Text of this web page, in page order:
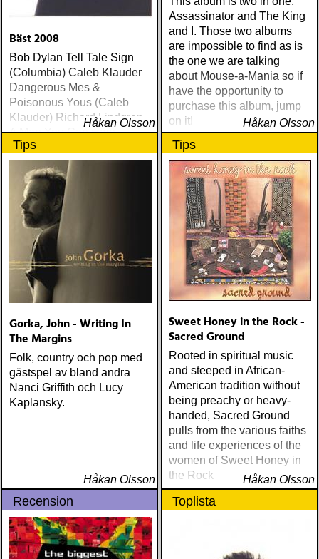
Bäst 2008
Bob Dylan Tell Tale Sign
(Columbia) Caleb Klauder
Dangerous Mes &
Poisonous Yous (Caleb
Klauder) Richard Lindgren
A Man You Can Hate
(Rootsy
Håkan Olsson
Assassinator and The King
and I. Those two albums
are impossible to find as is
the one we are talking
about Mouse-a-Mania so if
have the opportunity to
purchase this album, jump
on it!
Håkan Olsson
Tips
Gorka, John - Writing In
The Margins
Folk, country och pop med
gästspel av bland andra
Nanci Griffith och Lucy
Kaplansky.
Håkan Olsson
Tips
Sweet Honey in the Rock -
Sacred Ground
Rooted in spiritual music
and steeped in African-
American tradition without
being preachy or heavy-
handed, Sacred Ground
pulls from the various faiths
and life experiences of the
women of Sweet Honey in
the Rock
Håkan Olsson
Recension Toplista